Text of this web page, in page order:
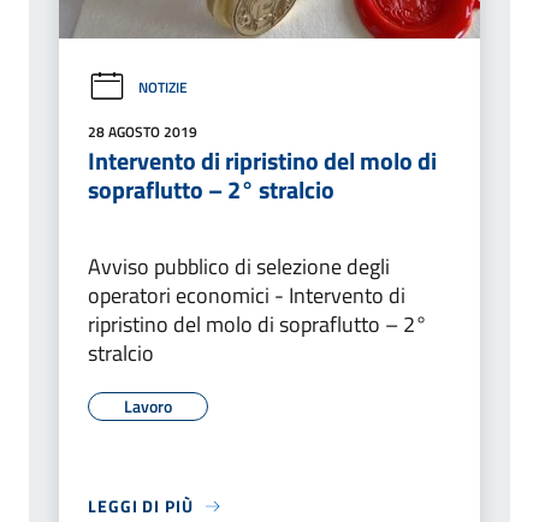
NOTIZIE
28 AGOSTO 2019
Intervento di ripristino del molo di
sopraflutto – 2° stralcio
Avviso pubblico di selezione degli
operatori economici - Intervento di
ripristino del molo di sopraflutto – 2°
stralcio
Lavoro
LEGGI DI PIÙ